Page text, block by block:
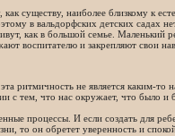
существу, наиболее близкому к
в вальдорфских детских
как в большой семье. Маленький
воспитателю и закрепляют свои
ритмичность не является каким-то
с тем, что нас окружает, что было
процессы. И если создать для
то он обретет уверенность и